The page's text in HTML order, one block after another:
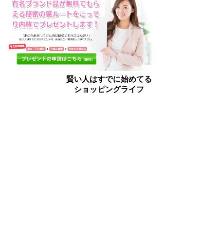
賢い人はすでに始めてる
ショッピングライフ